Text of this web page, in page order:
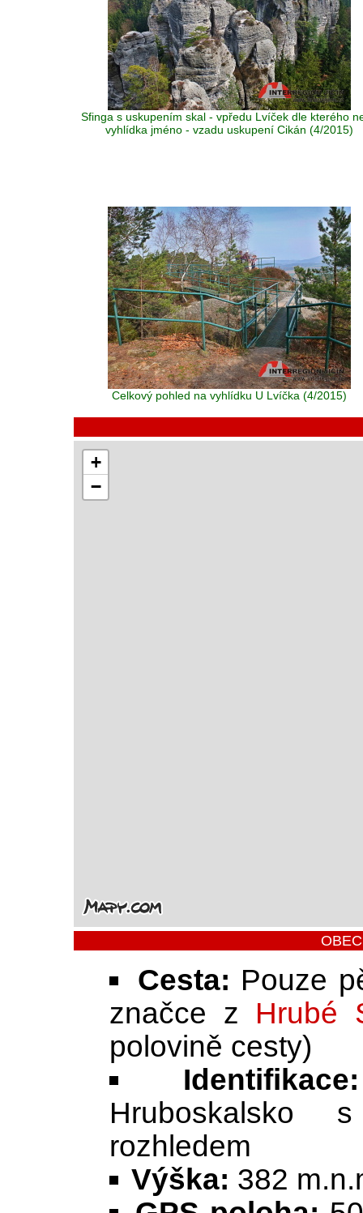
Sfinga s uskupením skal - vpředu Lvíček dle kterého
vyhlídka jméno - vzadu uskupení Cikán (4/2015)
Celkový pohled na vyhlídku U Lvíčka (4/2015)
+
−
Cesta: Pouze
značce z Hrubé
polovině cesty)
Identifikace:
Hruboskalsko
rozhledem
Výška: 382